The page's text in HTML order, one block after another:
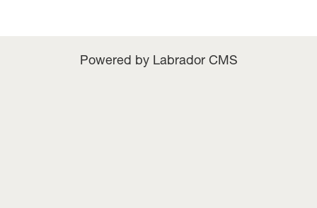
Powered by Labrador CMS